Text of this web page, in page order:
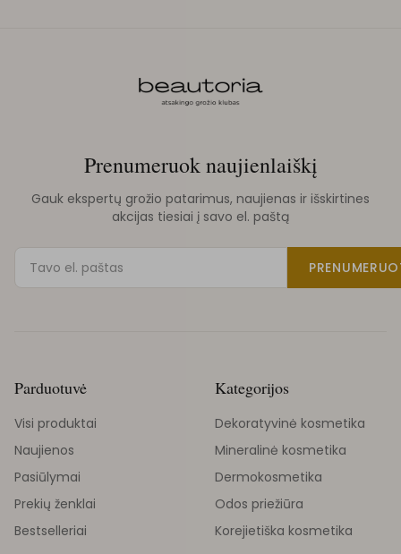
Prenumeruok naujienlaiškį
Gauk ekspertų grožio patarimus, naujienas ir išskirtines
akcijas tiesiai į savo el. paštą
Parduotuvė
Visi produktai
Naujienos
Pasiūlymai
Prekių ženklai
Bestselleriai
Kategorijos
Dekoratyvinė kosmetika
Mineralinė kosmetika
Dermokosmetika
Odos priežiūra
Korejietiška kosmetika